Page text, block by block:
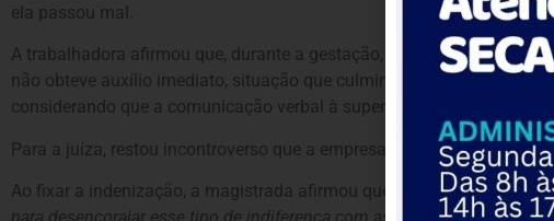
ela passou mal.
A trabalhadora afirmou que, durante a gestação, foi direcionada a
não obteve auxílio imediato, situação que culminou no aborto. A
considerando que a comunicação verbal à supervisora não teria
Para a juíza, restou incontroverso que a empresa tinha ciência da
Ao fixar a indenização, a magistrada afirmou que o valor deveria ter